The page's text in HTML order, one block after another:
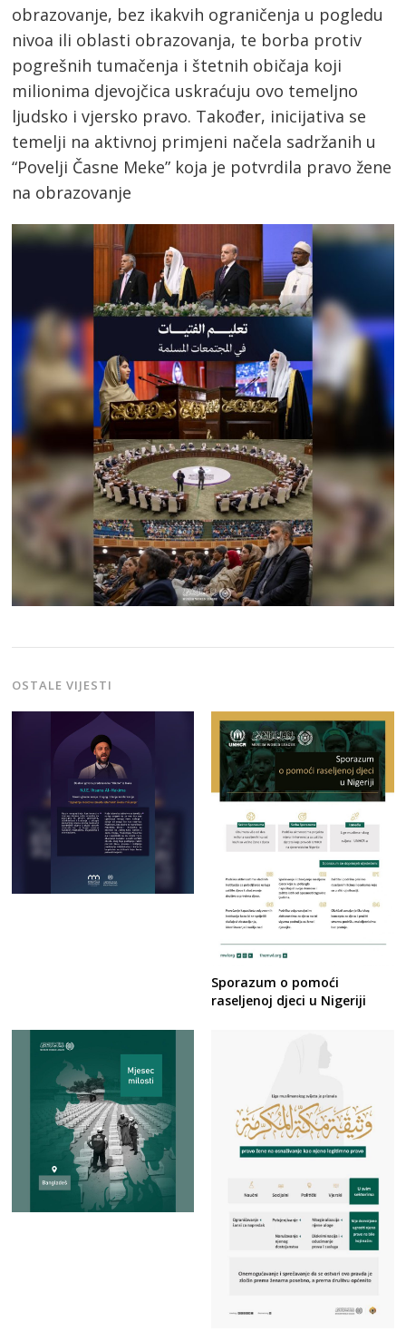
obrazovanje, bez ikakvih ograničenja u pogledu
nivoa ili oblasti obrazovanja, te borba protiv
pogrešnih tumačenja i štetnih običaja koji
milionima djevojčica uskraćuju ovo temeljno
ljudsko i vjersko pravo. Također, inicijativa se
temelji na aktivnoj primjeni načela sadržanih u
“Povelji Časne Meke” koja je potvrdila pravo žene
na obrazovanje
OSTALE VIJESTI
Sporazum o pomoći
raseljenoj djeci u Nigeriji